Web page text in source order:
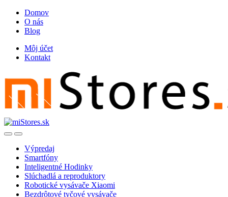
Skip
navigation
Skip
content
Domov
O nás
Blog
Môj účet
Kontakt
OpenClose
Výpredaj
Smartfóny
Inteligentné Hodinky
Slúchadlá a reproduktory
Robotické vysávače Xiaomi
Bezdrôtové tyčové vysávače